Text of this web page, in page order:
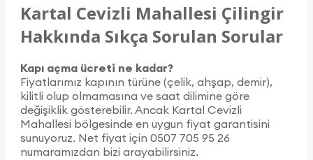
Kartal Cevizli Mahallesi Çilingir
Hakkında Sıkça Sorulan Sorular
Kapı açma ücreti ne kadar?
Fiyatlarımız kapının türüne (çelik, ahşap, demir),
kilitli olup olmamasına ve saat dilimine göre
değişiklik gösterebilir. Ancak Kartal Cevizli
Mahallesi bölgesinde en uygun fiyat garantisini
sunuyoruz. Net fiyat için 0507 705 95 26
numaramızdan bizi arayabilirsiniz.